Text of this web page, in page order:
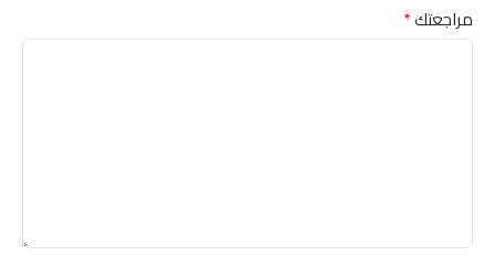
مراجعتك*